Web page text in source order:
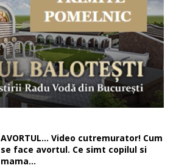
AVORTUL… Video cutremurator! Cum
se face avortul. Ce simt copilul si
mama…